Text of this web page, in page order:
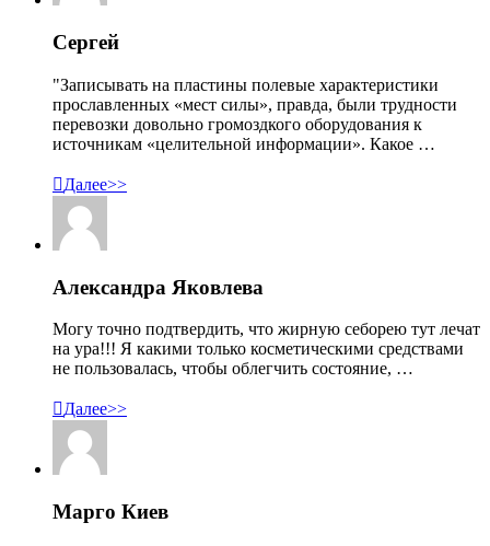
Сергей
"Записывать на пластины полевые характеристики
прославленных «мест силы», правда, были трудности
перевозки довольно громоздкого оборудования к
источникам «целительной информации». Какое …
Далее>>
Александра Яковлева
Могу точно подтвердить, что жирную себорею тут лечат
на ура!!! Я какими только косметическими средствами
не пользовалась, чтобы облегчить состояние, …
Далее>>
Марго Киев